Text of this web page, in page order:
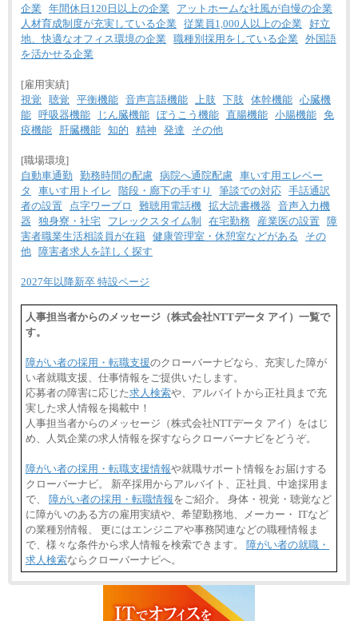
企業 年間休日120日以上の企業
アットホームな社風が自慢の企業
人材育成制度が充実している企業 従業員1,000人以上の企業 好立
地、快適なオフィス環境の企業 職種別採用をしている企業 外国語
を活かせる企業
[雇用実績]
視覚
聴覚 平衡機能 音声言語機能 上肢 下肢 体幹機能 心臓機
能 呼吸器機能 じん臓機能 ぼうこう機能 直腸機能 小腸機能 免
疫機能
肝臓機能 知的 精神 発達 その他
[職場環境]
自動車通勤
勤務時間の配慮 病院へ通院配慮 車いす用エレベー
タ
車いす用トイレ 階段・廊下の手すり 筆談での対応 手話通訳
者の設置
点字ワープロ 難聴用電話機 拡大読書機器
音声入力機
器
独身寮・社宅 フレックスタイム制 在宅勤務 産業医の設置
障
害者職業生活相談員が在籍 健康管理室・休憩室などがある
その
他
障害者求人を詳しく探す
2027年以降新卒 特設ページ
人事担当者からのメッセージ（株式会社NTTデータ アイ）一覧で
す。
障がい者の採用・転職支援のクローバーナビなら、充実した障が
い者就職支援、仕事情報をご提供いたします。
応募者の障害に応じた求人検索や、アルバイトから正社員まで充
実した求人情報を掲載中！
人事担当者からのメッセージ（株式会社NTTデータ アイ）をはじ
め、人気企業の求人情報を探すならクローバーナビをどうぞ。
障がい者の採用・転職支援情報や就職サポート情報をお届けする
クローバーナビ。 新卒採用からアルバイト、正社員、中途採用ま
で、 障がい者の採用・転職情報をご紹介。 身体・視覚・聴覚など
に障がいのある方の雇用実績や、希望勤務地、メーカー・ ITなど
の業種別情報、 更にはエンジニアや事務関連などの職種情報ま
で、様々な条件から求人情報を検索できます。 障がい者の就職・
求人検索ならクローバーナビへ。